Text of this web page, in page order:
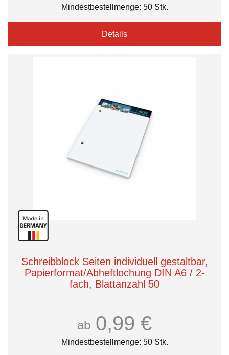
Mindestbestellmenge: 50 Stk.
Details
Schreibblock Seiten individuell gestaltbar,
Papierformat/Abheftlochung DIN A6 / 2-
fach, Blattanzahl 50
ab 0,99 €
Mindestbestellmenge: 50 Stk.